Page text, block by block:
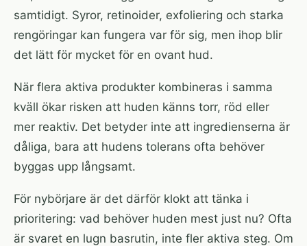
samtidigt. Syror, retinoider, exfoliering och starka
rengöringar kan fungera var för sig, men ihop blir
det lätt för mycket för en ovant hud.
När flera aktiva produkter kombineras i samma
kväll ökar risken att huden känns torr, röd eller
mer reaktiv. Det betyder inte att ingredienserna är
dåliga, bara att hudens tolerans ofta behöver
byggas upp långsamt.
För nybörjare är det därför klokt att tänka i
prioritering: vad behöver huden mest just nu? Ofta
är svaret en lugn basrutin, inte fler aktiva steg. Om